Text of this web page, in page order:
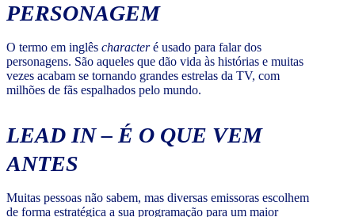
PERSONAGEM
O termo em inglês characteré usado para falar dos
personagens. São aqueles que dão vida às histórias e muitas
vezes acabam se tornando grandes estrelas da TV, com
milhões de fãs espalhados pelo mundo.
LEAD IN– É O QUE VEM
ANTES
Muitas pessoas não sabem, mas diversas emissoras escolhem
de forma estratégica a sua programação para um maior